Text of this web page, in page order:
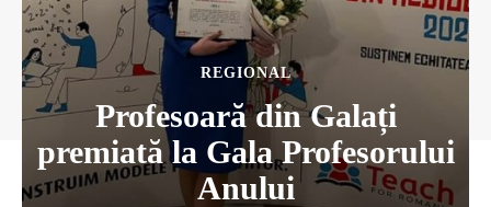
REGIONAL
Profesoară din Galați
premiată la Gala Profesorului
Anului